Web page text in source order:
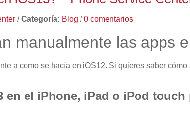
/Categoría: Blog /0 comentarios
manualmente las apps
a como se hacía en iOS12. Si quieres saber
en el iPhone, iPad o iPod